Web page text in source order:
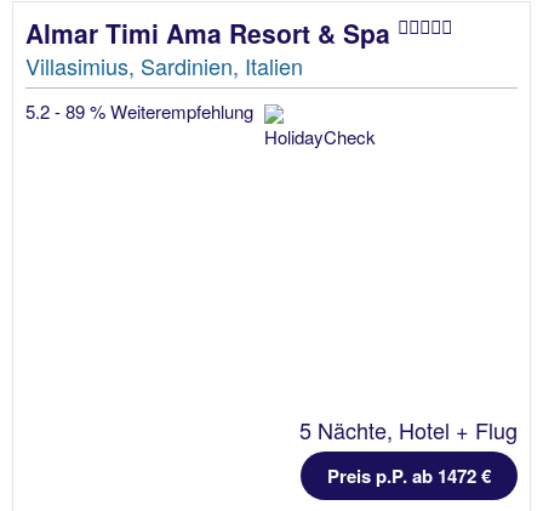
Almar Timi Ama Resort & Spa
Villasimius, Sardinien, Italien
5.2 - 89 % Weiterempfehlung
5 Nächte, Hotel + Flug
Preis p.P. ab 1472 €